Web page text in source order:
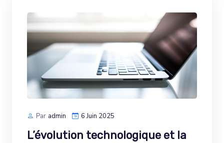
Par Admin 6 Juin 2025
L’évolution technologique et la